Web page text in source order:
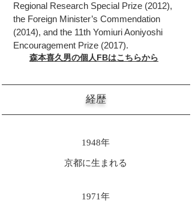
Regional Research Special Prize (2012),
the Foreign Minister’s Commendation
(2014), and the 11th Yomiuri Aoniyoshi
Encouragement Prize (2017).
森本喜久男の個人FBはこちらから
​経歴
1948年
京都に生まれる
1971年